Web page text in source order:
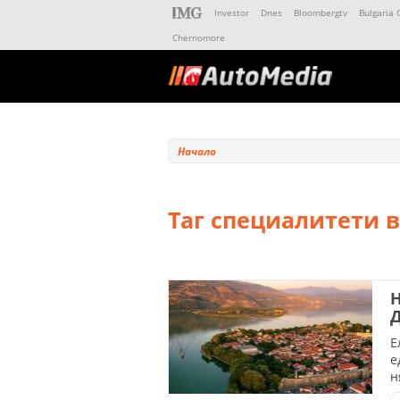
Investor Dnes Bloombergtv Bulgaria
Chernomore
Начало
Таг специалитети